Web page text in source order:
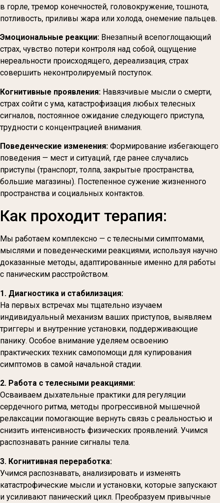
в горле, тремор конечностей, головокружение, тошнота,
потливость, приливы жара или холода, онемение пальцев.
Эмоциональные реакции: Внезапный всепоглощающий
страх, чувство потери контроля над собой, ощущение
нереальности происходящего, дереализация, страх
совершить неконтролируемый поступок.
Когнитивные проявления: Навязчивые мысли о смерти,
страх сойти с ума, катастрофизация любых телесных
сигналов, постоянное ожидание следующего приступа,
трудности с концентрацией внимания.
Поведенческие изменения: Формирование избегающего
поведения — мест и ситуаций, где ранее случались
приступы (транспорт, толпа, закрытые пространства,
большие магазины). Постепенное сужение жизненного
пространства и социальных контактов.
Как проходит терапия:
Мы работаем комплексно — с телесными симптомами,
мыслями и поведенческими реакциями, используя научно
доказанные методы, адаптированные именно для работы
с паническим расстройством.
1. Диагностика и стабилизация:
На первых встречах мы тщательно изучаем
индивидуальный механизм ваших приступов, выявляем
триггеры и внутренние установки, поддерживающие
панику. Особое внимание уделяем освоению
практических техник самопомощи для купирования
симптомов в самой начальной стадии.
2. Работа с телесными реакциями:
Осваиваем дыхательные практики для регуляции
сердечного ритма, методы прогрессивной мышечной
релаксации помогающие вернуть связь с реальностью и
снизить интенсивность физических проявлений. Учимся
распознавать ранние сигналы тела.
3. Когнитивная переработка:
Учимся распознавать, анализировать и изменять
катастрофические мысли и установки, которые запускают
и усиливают панический цикл. Преобразуем привычные